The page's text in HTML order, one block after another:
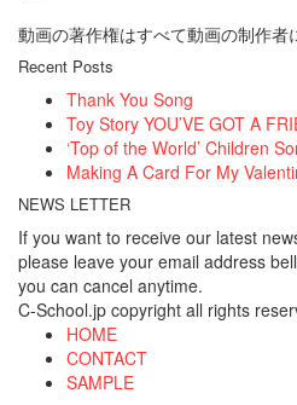
動画の著作権はすべて動画の制作者
Recent Posts
Thank You Song
Toy Story YOU’VE GOT A
‘Top of the World’ Children
Making A Card For My
NEWS LETTER
If you want to receive our latest
please leave your email address
you can cancel anytime.
C-School.jp copyright all rights
HOME
CONTACT
SAMPLE